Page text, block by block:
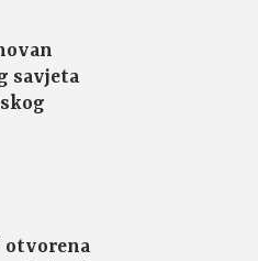
savjeta
otvorena